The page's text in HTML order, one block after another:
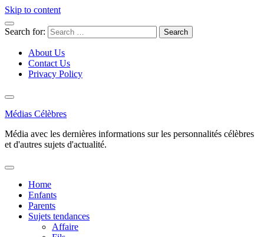
Skip to content
Search for:
About Us
Contact Us
Privacy Policy
Médias Célèbres
Média avec les dernières informations sur les personnalités célèbres
et d'autres sujets d'actualité.
Home
Enfants
Parents
Sujets tendances
Affaire